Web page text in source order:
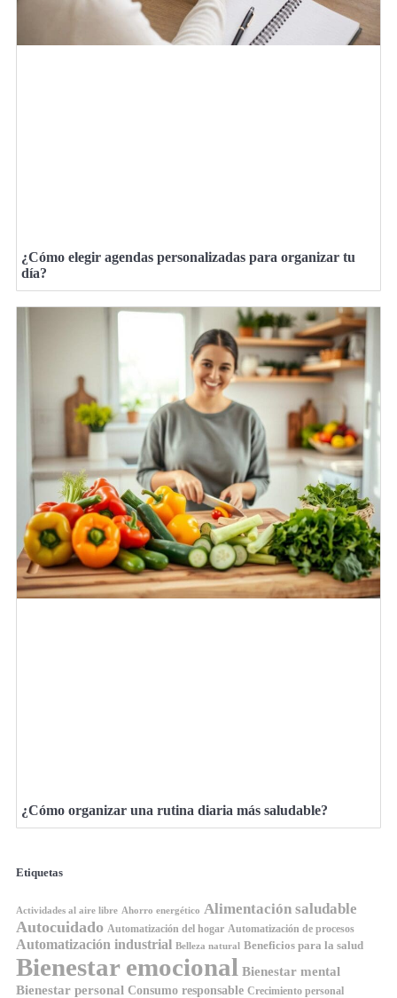
¿Cómo elegir agendas personalizadas para organizar tu
día?
¿Cómo organizar una rutina diaria más saludable?
Etiquetas
Actividades al aire libre Ahorro energético Alimentación saludable
Autocuidado Automatización del hogar Automatización de procesos
Automatización industrial Belleza natural Beneficios para la salud
Bienestar emocional Bienestar mental
Bienestar personal Consumo responsable Crecimiento personal